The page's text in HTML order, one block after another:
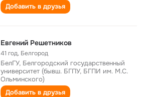
Добавить в друзья
Евгений Решетников
41 год, Белгород
БелГУ, Белгородский государственный
университет (бывш. БГПУ, БГПИ им. М.С.
Ольминского)
Добавить в друзья